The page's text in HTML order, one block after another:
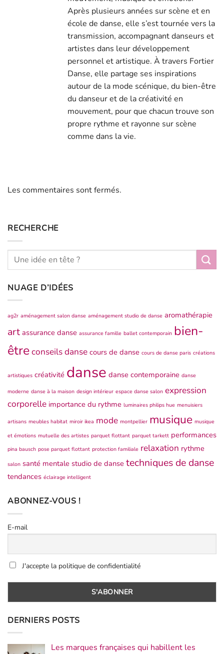
Après plusieurs années sur scène et en
école de danse, elle s’est tournée vers la
transmission, accompagnant danseurs et
artistes dans leur développement
personnel et artistique. À travers Fortier
Danse, elle partage ses inspirations
autour de la mode scénique, du bien-être
du danseur et de la créativité en
mouvement, pour que chacun trouve son
propre rythme et rayonne sur scène
comme dans la vie.
Les commentaires sont fermés.
RECHERCHE
NUAGE D’IDÉES
ag2r aménagement salon danse aménagement studio de danse aromathérapie
art assurance danse assurance famille ballet contemporain bien-
êtreconseils danse cours de danse cours de danse paris créations
artistiques créativité danse danse contemporaine danse
moderne danse à la maison design intérieur espace danse salon expression
corporelle importance du rythme luminaires philips hue menuisiers
artisans meubles habitat miroir ikea mode montpellier musique musique
et émotions mutuelle des artistes parquet flottant parquet tarkett performances
pina bausch pose parquet flottant protection familiale relaxation rythme
salon santé mentale studio de danse techniques de danse
tendances éclairage intelligent
ABONNEZ-VOUS !
E-mail
J'accepte la politique de confidentialité
DERNIERS POSTS
Les marques françaises qui habillent les